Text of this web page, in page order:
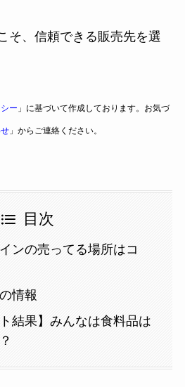
そ、信頼できる販売先を選
ー 」に基づいて作成しております。お気づ
」からご連絡ください。
目次
ンの売ってる場所はコ
情報
結果】みんなは食料品は